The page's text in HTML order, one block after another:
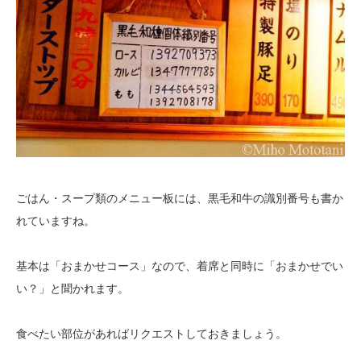
ごはん・スープ類のメニュー板には、黒毛和牛の識別番号も書か
れていますね。
基本は「おまかせコース」なので、着席と同時に「おまかせでい
い？」と聞かれます。
食べたい部位があればリクエストしておきましょう。